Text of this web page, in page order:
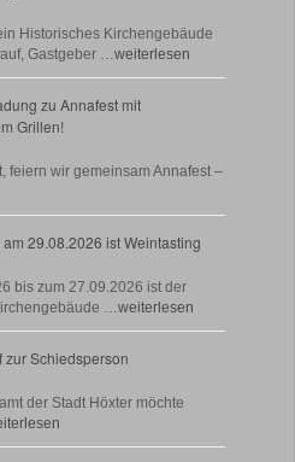
Historisches Kirchengebäude
Gastgeber …weiterlesen
zu Annafest mit
Grillen!
feiern wir gemeinsam Annafest –
29.08.2026 ist Weintasting
bis zum 27.09.2026 ist der
…weiterlesen
zur Schiedsperson
der Stadt Höxter möchte